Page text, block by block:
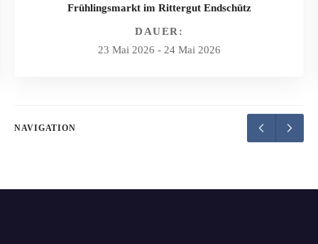
Frühlingsmarkt im Rittergut Endschütz
DAUER:
23 Mai 2026 - 24 Mai 2026
NAVIGATION